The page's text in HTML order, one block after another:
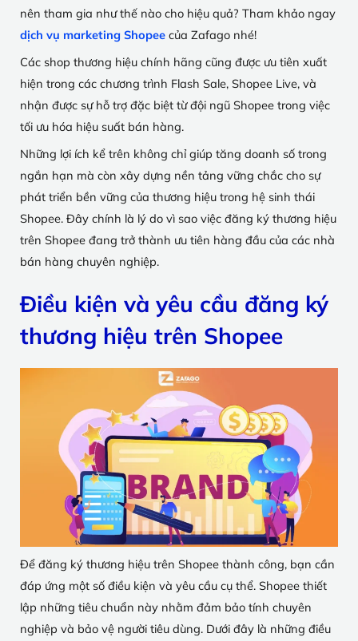
nên tham gia như thế nào cho hiệu quả? Tham khảo ngay
dịch vụ marketing Shopee của Zafago nhé!
Các shop thương hiệu chính hãng cũng được ưu tiên xuất
hiện trong các chương trình Flash Sale, Shopee Live, và
nhận được sự hỗ trợ đặc biệt từ đội ngũ Shopee trong việc
tối ưu hóa hiệu suất bán hàng.
Những lợi ích kể trên không chỉ giúp tăng doanh số trong
ngắn hạn mà còn xây dựng nền tảng vững chắc cho sự
phát triển bền vững của thương hiệu trong hệ sinh thái
Shopee. Đây chính là lý do vì sao việc đăng ký thương hiệu
trên Shopee đang trở thành ưu tiên hàng đầu của các nhà
bán hàng chuyên nghiệp.
Điều kiện và yêu cầu đăng ký
thương hiệu trên Shopee
Để đăng ký thương hiệu trên Shopee thành công, bạn cần
đáp ứng một số điều kiện và yêu cầu cụ thể. Shopee thiết
lập những tiêu chuẩn này nhằm đảm bảo tính chuyên
nghiệp và bảo vệ người tiêu dùng. Dưới đây là những điều